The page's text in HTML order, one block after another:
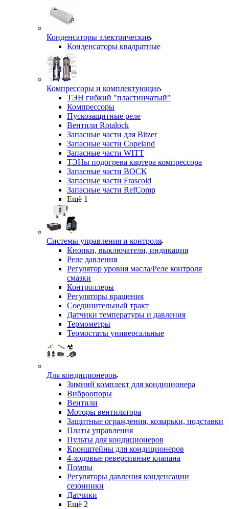
Конденсаторы электрические
Конденсаторы квадратные
Компрессоры и комплектующие
ТЭН гибкий "пластинчатый"
Компрессоры
Пускозащитные реле
Вентили Rotalock
Запасные части для Bitzer
Запасные части Copeland
Запасные части WITT
ТЭНы подогрева картера компрессора
Запасные части BOCK
Запасные части Frascold
Запасные части RefComp
Ещё 1
Системы управления и контроля
Кнопки, выключатели, индикация
Реле давления
Регулятор уровня масла/Реле контроля
смазки
Контроллеры
Регуляторы вращения
Соединительный тракт
Датчики температуры и давления
Термометры
Термостаты универсальные
Для кондиционеров
Зимний комплект для кондиционера
Виброопоры
Вентили
Моторы вентилятора
Защитные ограждения, козырьки, подставки
Платы управления
Пульты для кондиционеров
Кронштейны для кондиционеров
4-ходовые реверсивные клапана
Помпы
Регуляторы давления конденсации
сезонники
Датчики
Ещё 2